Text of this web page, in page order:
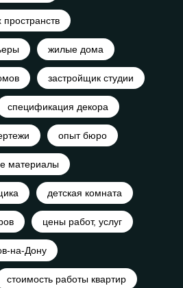
жилые дома
застройщик студии
спецификация декора
опыт бюро
материалы
детская комната
цены работ, услуг
на-Дону
стоимость работы квартир